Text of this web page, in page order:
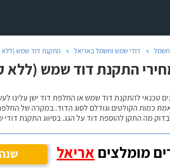
דודי שמש וחשמל באריאל התקנת דוד שמש (ללא
התקנת דוד שמש (ללא
טכנאי להתקנת דוד שמש או החלפת דוד ישן
כמות הקולטים וגודלם לסוג הדוד. במקרה של
מה התקן להוספת דוד על הגג. בסיווג התקנת דודי
מומלצים אריאל